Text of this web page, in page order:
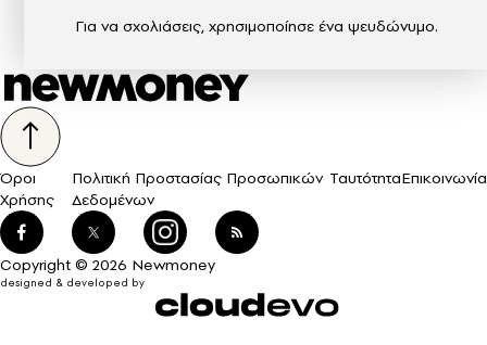
Για να σχολιάσεις, χρησιμοποίησε ένα ψευδώνυμο.
Όροι
Χρήσης
Πολιτική Προστασίας Προσωπικών
Δεδομένων
ΤαυτότηταΕπικοινωνία
Copyright © 2026 Newmoney
designed & developed by